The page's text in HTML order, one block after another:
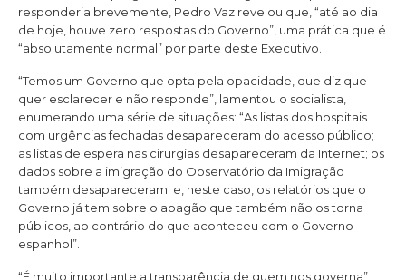
responderia brevemente, Pedro Vaz revelou que, “até ao dia
de hoje, houve zero respostas do Governo”, uma prática que é
“absolutamente normal” por parte deste Executivo.
“Temos um Governo que opta pela opacidade, que diz que
quer esclarecer e não responde”, lamentou o socialista,
enumerando uma série de situações: “As listas dos hospitais
com urgências fechadas desapareceram do acesso público;
as listas de espera nas cirurgias desapareceram da Internet; os
dados sobre a imigração do Observatório da Imigração
também desapareceram; e, neste caso, os relatórios que o
Governo já tem sobre o apagão que também não os torna
públicos, ao contrário do que aconteceu com o Governo
espanhol”.
“É muito importante a transparência de quem nos governa”,